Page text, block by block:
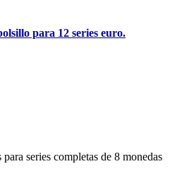
para 12 series euro.
series completas de 8 monedas